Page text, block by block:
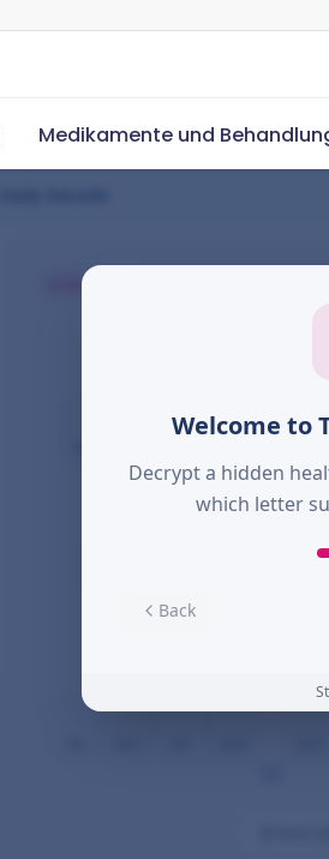
Medikamente und